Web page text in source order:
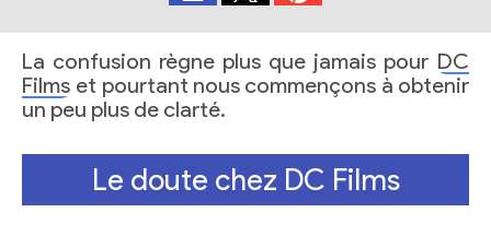
La confusion règne plus que jamais pour DC
Films et pourtant nous commençons à obtenir
un peu plus de clarté.
Le doute chez DC Films